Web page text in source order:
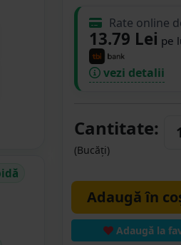
Rate online
13.79 Lei pe
vezi detalii
Cantitate:
(Bucăți)
Adaugă în
Adaugă la